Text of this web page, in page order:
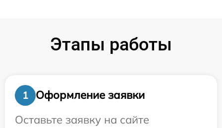
Этапы работы
1
Оформление заявки
Оставьте заявку на сайте